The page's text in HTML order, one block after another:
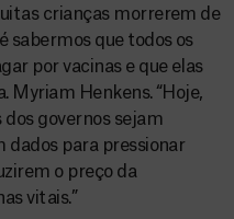
crianças morrerem de
sabermos que todos os
por vacinas e que elas
Myriam Henkens. “Hoje,
dos governos sejam
dados para pressionar
o preço da
vitais.”